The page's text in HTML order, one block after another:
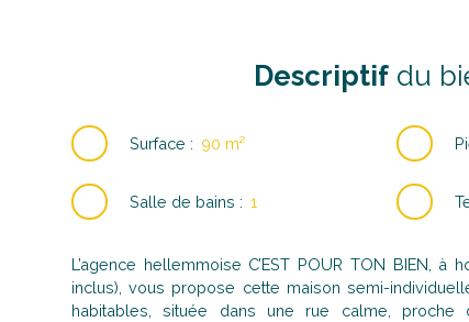
Descriptifdu
Surface : 90 m²
Salle de bains : 1
L’agence hellemmoise C’EST POUR TON BIEN, à
inclus), vous propose cette maison semi-
habitables, située dans une rue calme, proche